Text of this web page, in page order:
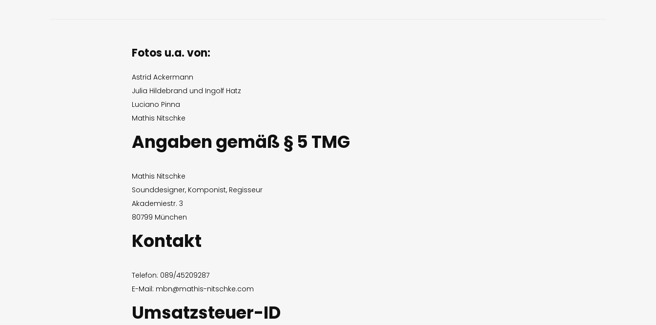
Fotos u.a. von:
Astrid Ackermann
Julia Hildebrand und Ingolf Hatz
Luciano Pinna
Mathis Nitschke
Angaben gemäß § 5 TMG
Mathis Nitschke
Sounddesigner, Komponist, Regisseur
Akademiestr. 3
80799 München
Kontakt
Telefon: 089/45209287
E-Mail: mbn@mathis-nitschke.com
Umsatzsteuer-ID